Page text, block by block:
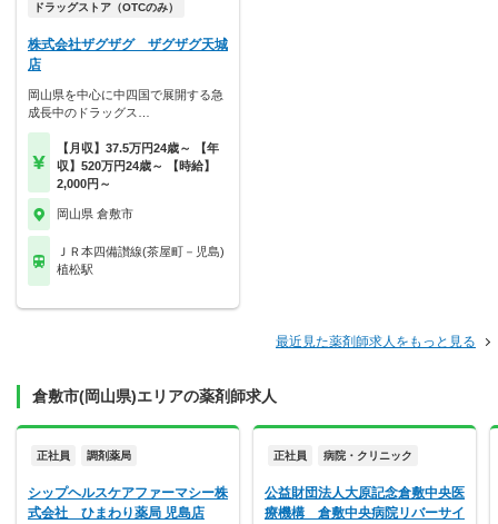
ドラッグストア（OTCのみ）
株式会社ザグザグ ザグザグ天城
店
岡山県を中心に中四国で展開する急
成長中のドラッグス…
【月収】37.5万円24歳～ 【年
収】520万円24歳～ 【時給】
2,000円～
岡山県 倉敷市
ＪＲ本四備讃線(茶屋町－児島)
植松駅
最近見た薬剤師求人をもっと見る
倉敷市(岡山県)エリアの薬剤師求人
正社員 調剤薬局
シップヘルスケアファーマシー株
式会社 ひまわり薬局 児島店
正社員 病院・クリニック
公益財団法人大原記念倉敷中央医
療機構 倉敷中央病院リバーサイ